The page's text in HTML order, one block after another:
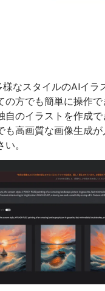
なスタイルのAIイラ
の方でも簡単に操作
自のイラストを作成
も高画質な画像生成
。